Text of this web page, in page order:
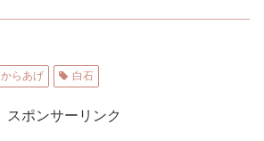
からあげ 白石
スポンサーリンク